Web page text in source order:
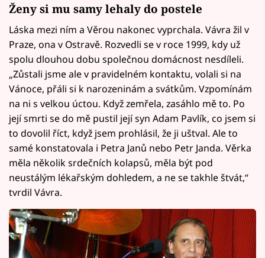
Ženy si mu samy lehaly do postele
Láska mezi ním a Věrou nakonec vyprchala. Vávra žil v
Praze, ona v Ostravě. Rozvedli se v roce 1999, kdy už
spolu dlouhou dobu společnou domácnost nesdíleli.
„Zůstali jsme ale v pravidelném kontaktu, volali si na
Vánoce, přáli si k narozeninám a svátkům. Vzpomínám
na ni s velkou úctou. Když zemřela, zasáhlo mě to. Po
její smrti se do mě pustil její syn Adam Pavlík, co jsem si
to dovolil říct, když jsem prohlásil, že ji uštval. Ale to
samé konstatovala i Petra Janů nebo Petr Janda. Věrka
měla několik srdečních kolapsů, měla být pod
neustálým lékařským dohledem, a ne se takhle štvát,“
tvrdil Vávra.